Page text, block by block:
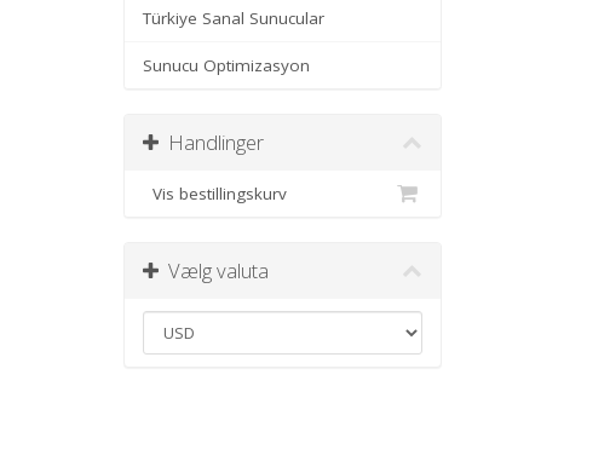
Türkiye Sanal Sunucular
Sunucu Optimizasyon
Handlinger
Vis bestillingskurv
Vælg valuta